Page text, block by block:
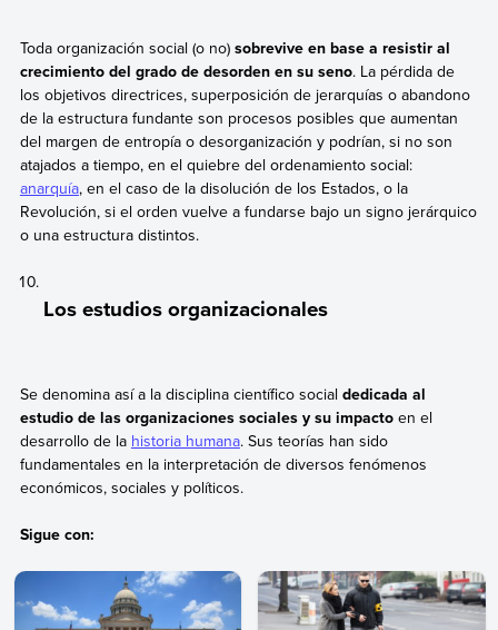
Toda organización social (o no) sobrevive en base a resistir al
crecimiento del grado de desorden en su seno. La pérdida de
los objetivos directrices, superposición de jerarquías o abandono
de la estructura fundante son procesos posibles que aumentan
del margen de entropía o desorganización y podrían, si no son
atajados a tiempo, en el quiebre del ordenamiento social:
anarquía, en el caso de la disolución de los Estados, o la
Revolución, si el orden vuelve a fundarse bajo un signo jerárquico
o una estructura distintos.
Los estudios organizacionales
Se denomina así a la disciplina científico social dedicada al
estudio de las organizaciones sociales y su impactoen el
desarrollo de la historia humana. Sus teorías han sido
fundamentales en la interpretación de diversos fenómenos
económicos, sociales y políticos.
Sigue con: